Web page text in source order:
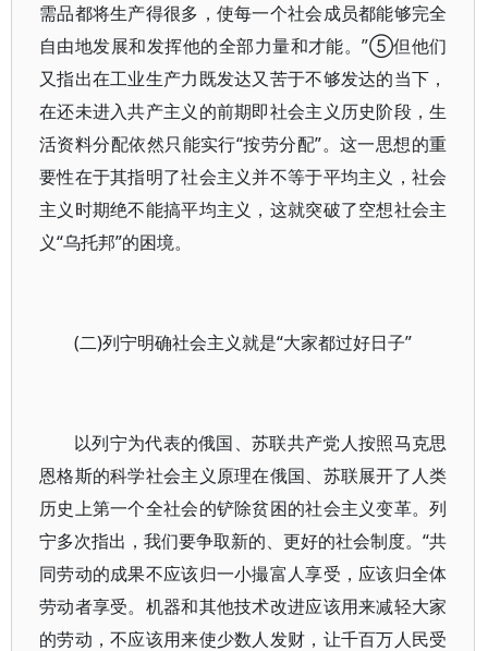
需品都将生产得很多，使每一个社会成员都能够完全
自由地发展和发挥他的全部力量和才能。”⑤但他们
又指出在工业生产力既发达又苦于不够发达的当下，
在还未进入共产主义的前期即社会主义历史阶段，生
活资料分配依然只能实行“按劳分配”。这一思想的重
要性在于其指明了社会主义并不等于平均主义，社会
主义时期绝不能搞平均主义，这就突破了空想社会主
义“乌托邦”的困境。
(二)列宁明确社会主义就是“大家都过好日子”
以列宁为代表的俄国、苏联共产党人按照马克思
恩格斯的科学社会主义原理在俄国、苏联展开了人类
历史上第一个全社会的铲除贫困的社会主义变革。列
宁多次指出，我们要争取新的、更好的社会制度。“共
同劳动的成果不应该归一小撮富人享受，应该归全体
劳动者享受。机器和其他技术改进应该用来减轻大家
的劳动，不应该用来使少数人发财，让千百万人民受